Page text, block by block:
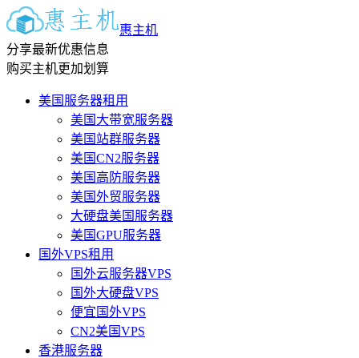
惠主机
分享最新优惠信息
购买主机更加划算
美国服务器租用
美国大带宽服务器
美国站群服务器
美国CN2服务器
美国高防服务器
美国外贸服务器
大硬盘美国服务器
美国GPU服务器
国外VPS租用
国外云服务器VPS
国外大硬盘VPS
便宜国外VPS
CN2美国VPS
香港服务器